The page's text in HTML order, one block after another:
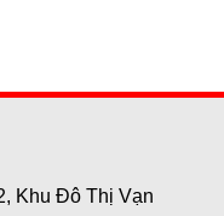
Khu Đô Thị Vạn